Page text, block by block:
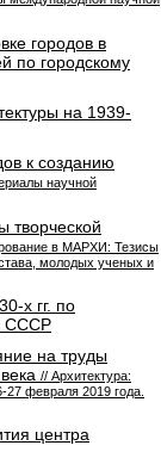
городов в
по городскому
на 1939-
к созданию
научной
творческой
в МАРХИ: Тезисы
молодых ученых и
х гг. по
СССР
на труды
// Архитектура:
февраля 2019 года.
центра